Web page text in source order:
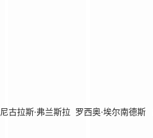
尼古拉斯·弗兰斯拉 罗西奥·埃尔南德斯